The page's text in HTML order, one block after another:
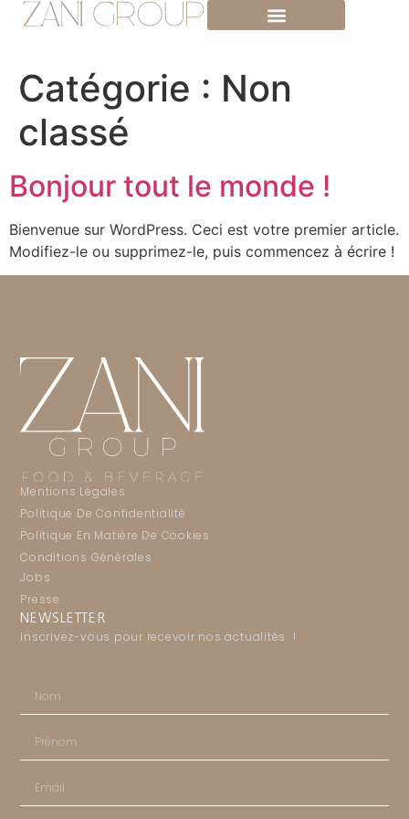
Catégorie : Non
classé
Bonjour tout le monde !
Bienvenue sur WordPress. Ceci est votre premier article.
Modifiez-le ou supprimez-le, puis commencez à écrire !
Mentions Légales
Politique De Confidentialité
Politique En Matière De Cookies
Conditions Générales
Jobs
Presse
NEWSLETTER
Inscrivez-vous pour recevoir nos actualités !